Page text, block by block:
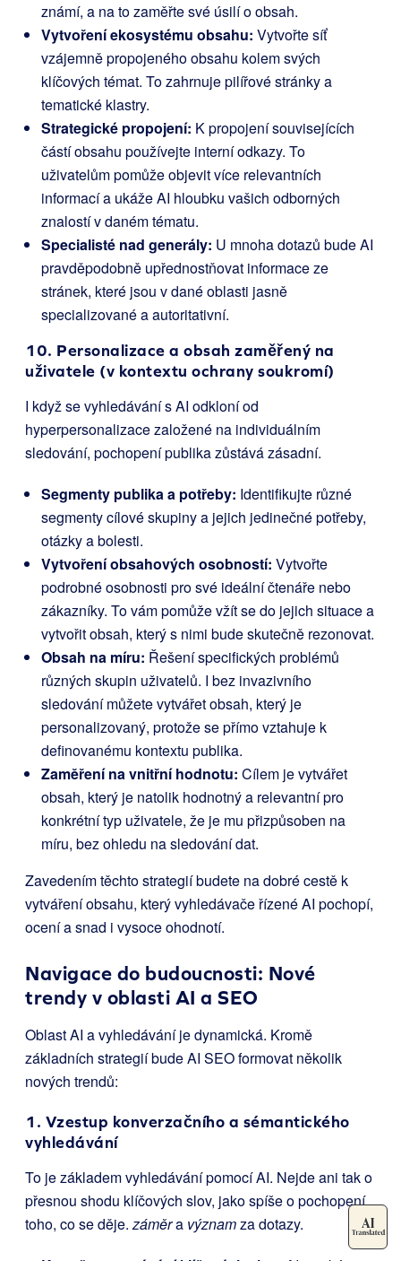
známí, a na to zaměřte své úsilí o obsah.
Vytvoření ekosystému obsahu: Vytvořte síť
vzájemně propojeného obsahu kolem svých
klíčových témat. To zahrnuje pilířové stránky a
tematické klastry.
Strategické propojení: K propojení souvisejících
částí obsahu používejte interní odkazy. To
uživatelům pomůže objevit více relevantních
informací a ukáže AI hloubku vašich odborných
znalostí v daném tématu.
Specialisté nad generály: U mnoha dotazů bude AI
pravděpodobně upřednostňovat informace ze
stránek, které jsou v dané oblasti jasně
specializované a autoritativní.
10. Personalizace a obsah zaměřený na
uživatele (v kontextu ochrany soukromí)
I když se vyhledávání s AI odkloní od
hyperpersonalizace založené na individuálním
sledování, pochopení publika zůstává zásadní.
Segmenty publika a potřeby: Identifikujte různé
segmenty cílové skupiny a jejich jedinečné potřeby,
otázky a bolesti.
Vytvoření obsahových osobností: Vytvořte
podrobné osobnosti pro své ideální čtenáře nebo
zákazníky. To vám pomůže vžít se do jejich situace a
vytvořit obsah, který s nimi bude skutečně rezonovat.
Obsah na míru: Řešení specifických problémů
různých skupin uživatelů. I bez invazivního
sledování můžete vytvářet obsah, který je
personalizovaný, protože se přímo vztahuje k
definovanému kontextu publika.
Zaměření na vnitřní hodnotu: Cílem je vytvářet
obsah, který je natolik hodnotný a relevantní pro
konkrétní typ uživatele, že je mu přizpůsoben na
míru, bez ohledu na sledování dat.
Zavedením těchto strategií budete na dobré cestě k
vytváření obsahu, který vyhledávače řízené AI pochopí,
ocení a snad i vysoce ohodnotí.
Navigace do budoucnosti: Nové
trendy v oblasti AI a SEO
Oblast AI a vyhledávání je dynamická. Kromě
základních strategií bude AI SEO formovat několik
nových trendů:
1. Vzestup konverzačního a sémantického
vyhledávání
To je základem vyhledávání pomocí AI. Nejde ani tak o
přesnou shodu klíčových slov, jako spíše o pochopení
toho, co se děje.záměra významza dotazy.